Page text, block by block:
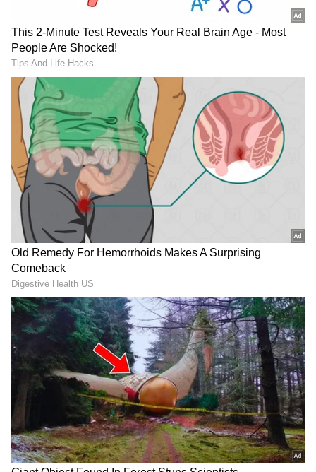
Image Credit :Chat Gpt
RailOne ಅಪ್ಲಿಕೇಶನ್ ಏನು?
ಮೊದಲು, RailOne ಅಪ್ಲಿಕೇಶನ್ ಏನೆಂದು
ಅರ್ಥಮಾಡಿಕೊಳ್ಳೋಣ. ವಾಸ್ತವವಾಗಿ, RailOne
ಅಪ್ಲಿಕೇಶನ್ ಭಾರತೀಯ ರೈಲ್ವೆಯ ಆಲ್-ಇನ್-ಒನ್
ಸೂಪರ್ ಅಪ್ಲಿಕೇಶನ್ ಆಗಿದೆ. ಇದನ್ನು CRIS (ಸೆಂಟರ್ ಫಾರ್
ರೈಲ್ವೆ ಇನ್ಫರ್ಮೇಷನ್ ಸಿಸ್ಟಮ್ಸ್) ಅಭಿವೃದ್ಧಿಪಡಿಸಿದೆ. ಇದರ
ಉದ್ದೇಶ ಭಾರತೀಯ ರೈಲ್ವೆಯ ಎಲ್ಲಾ ಸೇವೆಗಳನ್ನು ಒಂದೇ
ವೇದಿಕೆಗೆ ತರುವುದು. ಇದರ ಮೂಲಕ, ನೀವು ಟಿಕೆಟ್‌ಗಳನ್ನು
ಬುಕ್ ಮಾಡಬಹುದು, ರೈಲುಗಳನ್ನು ಟ್ರ್ಯಾಕ್ ಮಾಡಬಹುದು,
ಆಹಾರವನ್ನು ಆರ್ಡರ್ ಮಾಡಬಹುದು ಮತ್ತು ದೂರುಗಳನ್ನು
ಸಹ ಸಲ್ಲಿಸಬಹುದು.